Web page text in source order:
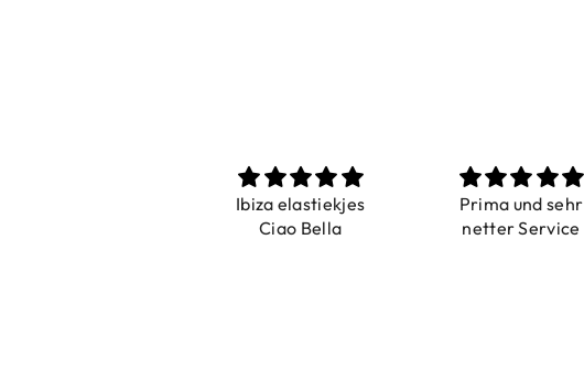
Ibiza elastiekjes
Ciao Bella
Prima und sehr
netter Service